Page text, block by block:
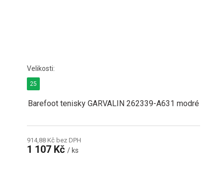
Barefoot tenisky GARVALIN 262339-A631 modré
914,88 Kč bez DPH
1 107 Kč/ ks
25